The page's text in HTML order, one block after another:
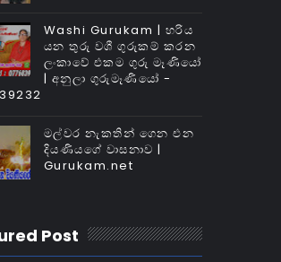
Washi Gurukam | හරිය
යන තුරු වශී ගුරුකම් කරන
ලංකාවේ එකම ගුරු මෑණියෝ
| අනුලා ගුරුමෑණියෝ -
මල්වර නැකතින් ගෙන එන
දියණියගේ වාසනාව |
Gurukam.net
Post